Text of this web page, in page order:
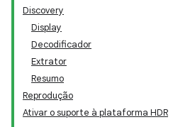
Discovery
Display
Decodificador
Extrator
Resumo
Reprodução
Ativar o suporte à plataforma HDR